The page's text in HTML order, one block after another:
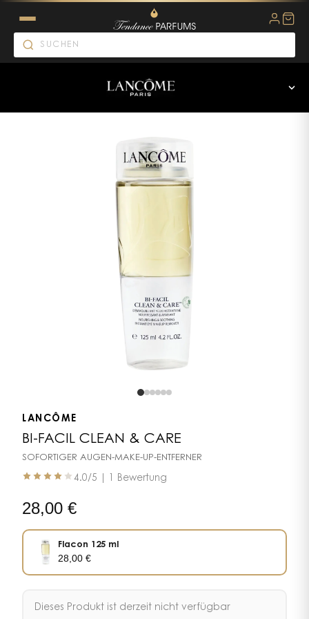
LANCÔME
BI-FACIL CLEAN & CARE
SOFORTIGER AUGEN-MAKE-UP-ENTFERNER
4.0/5 | 1 Bewertung
28,00 €
Flacon 125 ml
28,00€
Dieses Produkt ist derzeit nicht verfügbar